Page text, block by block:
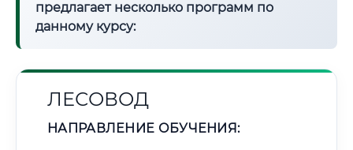
предлагает несколько программ по
данному курсу:
ЛЕСОВОД
НАПРАВЛЕНИЕ ОБУЧЕНИЯ: